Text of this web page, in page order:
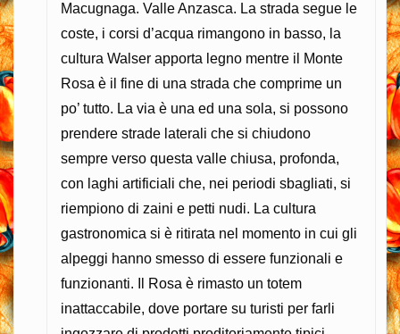
Macugnaga. Valle Anzasca. La strada segue le
coste, i corsi d’acqua rimangono in basso, la
cultura Walser apporta legno mentre il Monte
Rosa è il fine di una strada che comprime un
po’ tutto. La via è una ed una sola, si possono
prendere strade laterali che si chiudono
sempre verso questa valle chiusa, profonda,
con laghi artificiali che, nei periodi sbagliati, si
riempiono di zaini e petti nudi. La cultura
gastronomica si è ritirata nel momento in cui gli
alpeggi hanno smesso di essere funzionali e
funzionanti. Il Rosa è rimasto un totem
inattaccabile, dove portare su turisti per farli